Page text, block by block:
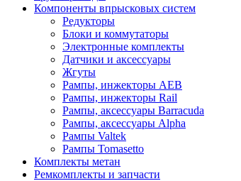
Компоненты впрысковых систем
Редукторы
Блоки и коммутаторы
Электронные комплекты
Датчики и аксессуары
Жгуты
Рампы, инжекторы AEB
Рампы, инжекторы Rail
Рампы, аксессуары Barracuda
Рампы, аксессуары Alpha
Рампы Valtek
Рампы Tomasetto
Комплекты метан
Ремкомплекты и запчасти